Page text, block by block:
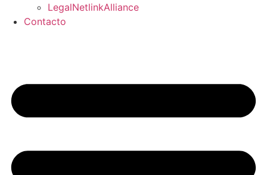
LegalNetlinkAlliance
Contacto